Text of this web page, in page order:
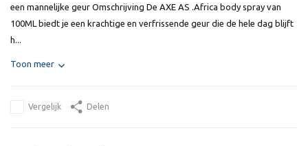
een mannelijke geur Omschrijving De AXE AS .Africa body spray van
100ML biedt je een krachtige en verfrissende geur die de hele dag blijft
h...
Toon meer
Vergelijk Delen